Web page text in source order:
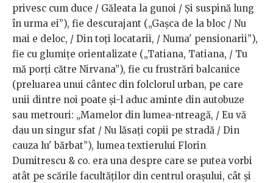
privesc cum duce / Găleata la gunoi / Și suspină lung
în urma ei”), fie descurajant („Gașca de la bloc / Nu
mai e deloc, / Din toți locatarii, / Numa' pensionarii”),
fie cu glumițe orientalizate („Tatiana, Tatiana, / Tu
mă porți către Nirvana”), fie cu frustrări balcanice
(preluarea unui cântec din folclorul urban, pe care
unii dintre noi poate și-l aduc aminte din autobuze
sau metrouri: „Mamelor din lumea-ntreagă, / Eu vă
dau un singur sfat / Nu lăsați copii pe stradă / Din
cauza lu' bărbat”), lumea textierului Florin
Dumitrescu & co. era una despre care se putea vorbi
atât pe scările facultăților din centrul orașului, cât și